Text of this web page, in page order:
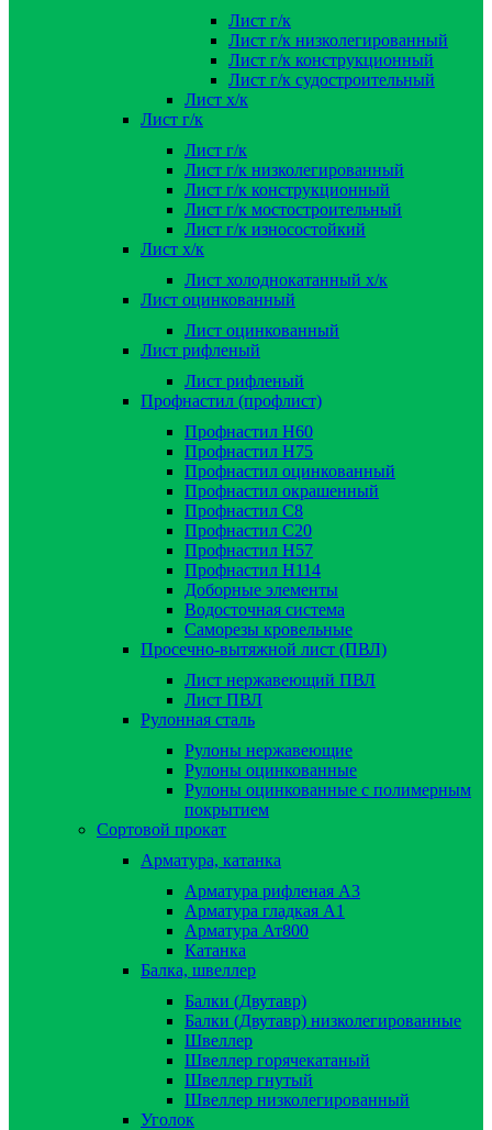
Лист г/к
Лист г/к низколегированный
Лист г/к конструкционный
Лист г/к судостроительный
Лист х/к
Лист г/к
Лист г/к
Лист г/к низколегированный
Лист г/к конструкционный
Лист г/к мостостроительный
Лист г/к износостойкий
Лист х/к
Лист холоднокатанный х/к
Лист оцинкованный
Лист оцинкованный
Лист рифленый
Лист рифленый
Профнастил (профлист)
Профнастил Н60
Профнастил Н75
Профнастил оцинкованный
Профнастил окрашенный
Профнастил С8
Профнастил С20
Профнастил Н57
Профнастил Н114
Доборные элементы
Водосточная система
Саморезы кровельные
Просечно-вытяжной лист (ПВЛ)
Лист нержавеющий ПВЛ
Лист ПВЛ
Рулонная сталь
Рулоны нержавеющие
Рулоны оцинкованные
Рулоны оцинкованные с полимерным
покрытием
Сортовой прокат
Арматура, катанка
Арматура рифленая А3
Арматура гладкая А1
Арматура Ат800
Катанка
Балка, швеллер
Балки (Двутавр)
Балки (Двутавр) низколегированные
Швеллер
Швеллер горячекатаный
Швеллер гнутый
Швеллер низколегированный
Уголок